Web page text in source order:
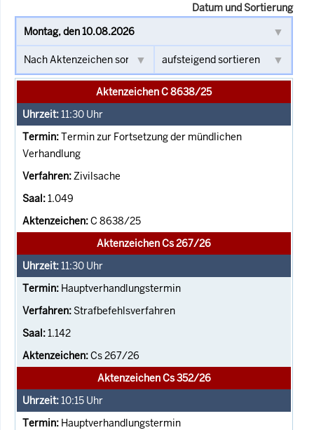
Datum und Sortierung
Aktenzeichen C 8638/25
11:30 Uhr
Termin zur Fortsetzung der mündlichen
Verhandlung
Zivilsache
1.049
C 8638/25
Aktenzeichen Cs 267/26
11:30 Uhr
Hauptverhandlungstermin
Strafbefehlsverfahren
1.142
Cs 267/26
Aktenzeichen Cs 352/26
10:15 Uhr
Hauptverhandlungstermin